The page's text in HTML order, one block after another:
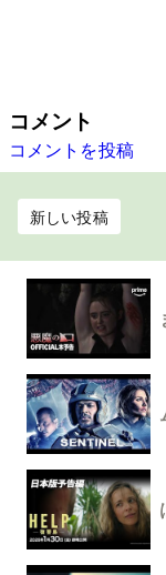
コメント
コメントを投稿
新しい投稿